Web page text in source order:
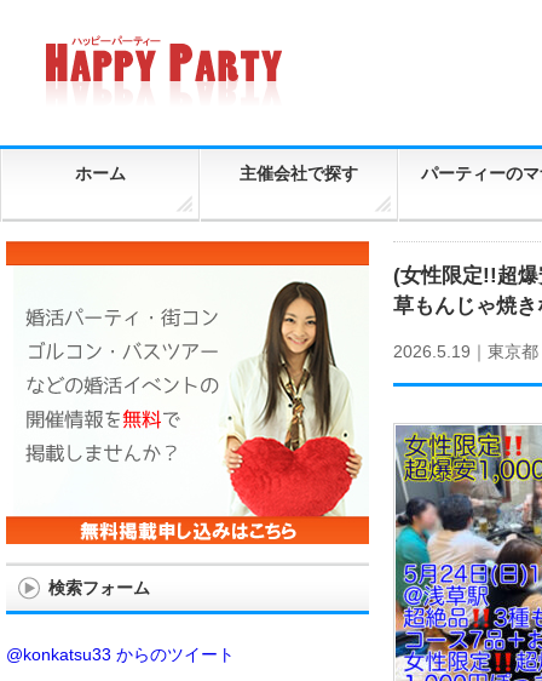
ホーム 主催会社で探す パーティーの
(女性限定!!超
草もんじゃ焼
2026.5.19｜ 東京都
検索フォーム
@konkatsu33 からのツイート